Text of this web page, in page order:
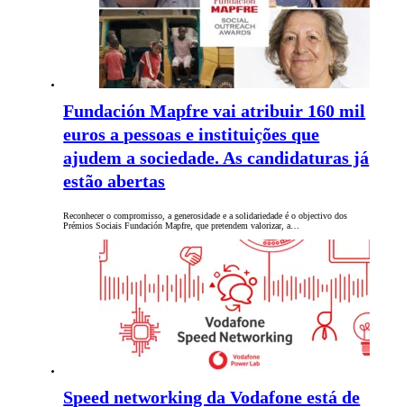
Fundación Mapfre vai atribuir 160 mil
euros a pessoas e instituições que
ajudem a sociedade. As candidaturas já
estão abertas
Reconhecer o compromisso, a generosidade e a solidariedade é o objectivo dos
Prémios Sociais Fundación Mapfre, que pretendem valorizar, a…
Speed networking da Vodafone está de